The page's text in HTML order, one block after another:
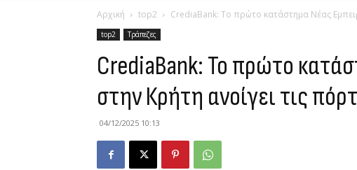
Αρχική top2 CrediaBank: Το πρώτο κατάστημα Νέας
top2 Τράπεζες
CrediaBank: Το πρώτο
στην Κρήτη ανοίγει τις
04/12/2025 10:13